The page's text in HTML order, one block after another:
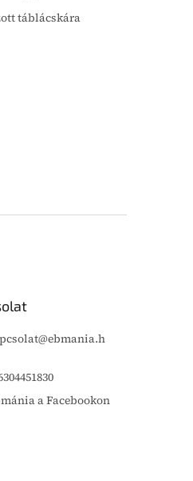
táblácskára
@ebmania.h
a Facebookon